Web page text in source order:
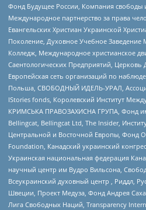
Фонд Будущее России, Компания
Международное партнерство за права
Евангельских Христиан Украинской
Поколение, Духовное Учебное
Колледж, Международное христианское
Саентологических Предприятий, Церковь
Европейская сеть организаций по
Польша, СВОБОДНЫЙ ИДЕЛЬ-УРАЛ,
IStories fonds, Королевский Институт
КРИМСЬКА ПРАВОЗАХИСНА ГРУПА, Фонд
Bellingcat, Bellingcat Ltd, The Insider,
Центральной и Восточной Европы, Фонд
Foundation, Канадский украинский
Украинская национальная федерация
научный центр им Вудро Вильсона,
Всеукраинский духовный центр , Риддл,
Швеции, Проект Медуза, Фонд Андрея
Лига Свободных Наций, Transparеncy